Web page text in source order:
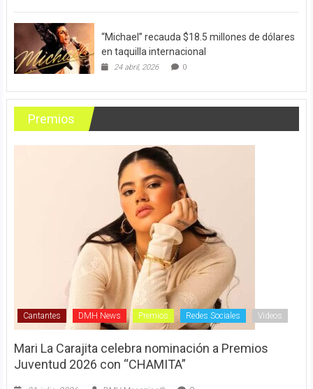
“Michael” recauda $18.5 millones de dólares
en taquilla internacional
24 abril, 2026 0
Premios
Cantantes DMH News Premios Redes Sociales Videos
Mari La Carajita celebra nominación a Premios
Juventud 2026 con “CHAMITA”